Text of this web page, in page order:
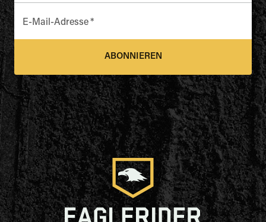
E-Mail-Adresse*
ABONNIEREN